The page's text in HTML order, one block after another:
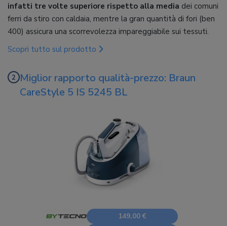
infatti tre volte superiore rispetto alla media dei comuni
ferri da stiro con caldaia, mentre la gran quantità di fori (ben
400) assicura una scorrevolezza impareggiabile sui tessuti.
Scopri tutto sul prodotto
Miglior rapporto qualità-prezzo: Braun
CareStyle 5 IS 5245 BL
149,00 €